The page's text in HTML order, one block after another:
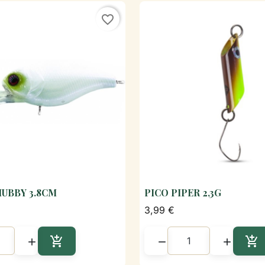
favorite_border
Aperçu rapide
3.8CM
 
Ajouter au panier
Aperçu rapide
PICO PIPER 2,3G
3,99 €
  